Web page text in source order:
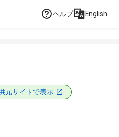
ヘルプ English
元サイトで表示